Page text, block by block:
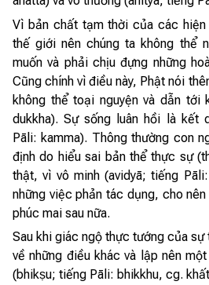
Vì bản chất tạm thời của các
thế giới nên chúng ta không thể
muốn và phải chịu đựng những
Cũng chính vì điều này, Phật nói
không thể toại nguyện và dẫn tới
dukkha). Sự sống luân hồi là kết
Pāli: kamma). Thông thường con
định do hiểu sai bản thể thực sự
thật, vì vô minh (avidyā; tiếng
những việc phản tác dụng, cho
phúc mai sau nữa.
Sau khi giác ngộ thực tướng của
về những điều khác và lập nên
(bhikṣu; tiếng Pāli: bhikkhu, cg.